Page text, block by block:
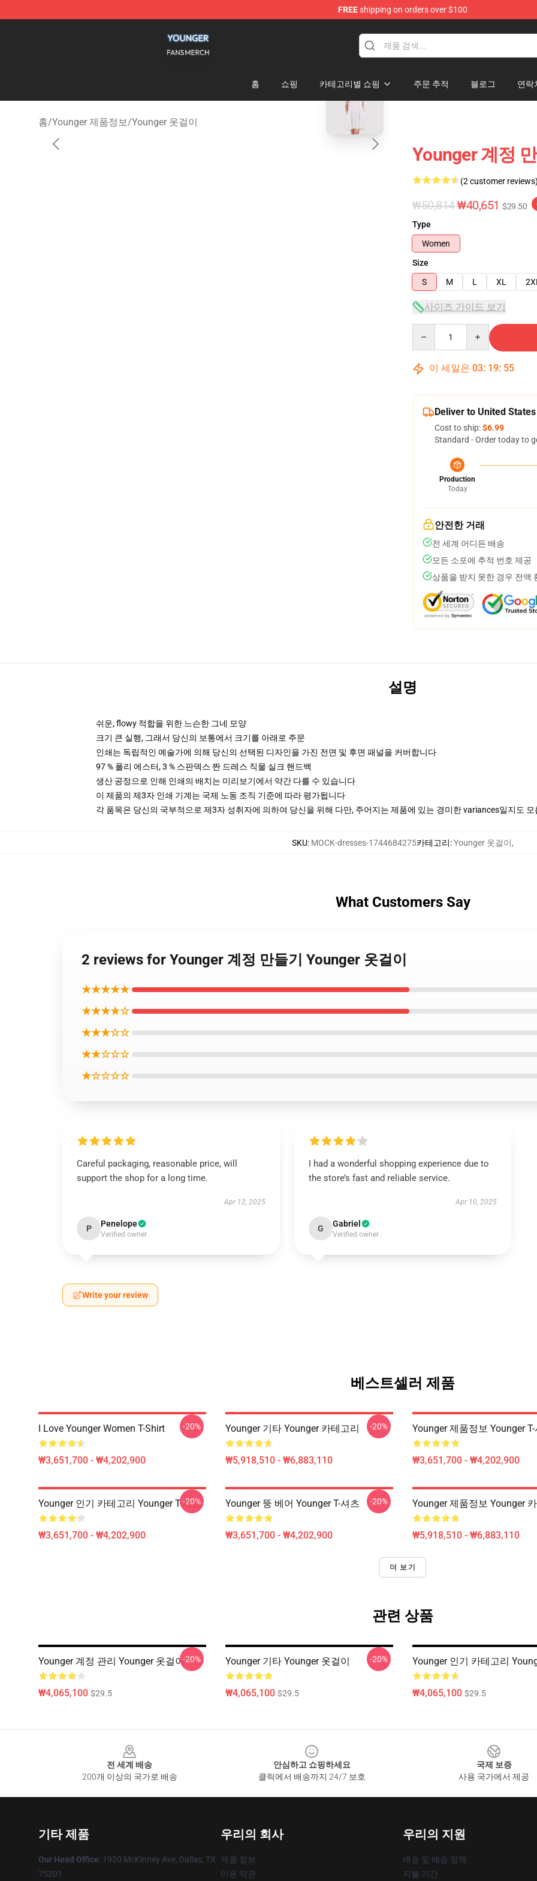
FREEshipping on orders over $100
홈 쇼핑 카테고리별 쇼핑 주문 추적 블로그 연락
홈/Younger 제품정보/Younger 옷걸이
Younger 계정
(2 customer
₩50,814₩40,651 $29.50
Type
Women
Size
S
M L XL
사이즈 가이드 보기
이 세일은 03: 19: 54
Deliver to United States
Cost to ship:$6.99
Standard - Order today to
Production
Today
안전한 거래
전 세계 어디든 배송
모든 소포에 추적 번호 제공
상품을 받지 못한 경우 전액
설명
쉬운, flowy 적합을 위한 느슨한 그네 모양
크기 큰 실행, 그래서 당신의 보통에서 크기를 아래로 주문
인쇄는 독립적인 예술가에 의해 당신의 선택된 디자인을 가진 전면 및 후면 패널을 커버합니다
97 % 폴리 에스터, 3 % 스판덱스 짠 드레스 직물 실크 핸드백
생산 공정으로 인해 인쇄의 배치는 미리보기에서 약간 다를 수 있습니다
이 제품의 제3자 인쇄 기계는 국제 노동 조직 기준에 따라 평가됩니다
각 품목은 당신의 국부적으로 제3자 성취자에 의하여 당신을 위해 다만, 주어지는 제품에 있는 경미한 variances일지도
SKU: MOCK-dresses-1744684275카테고리:Younger 옷걸이,
What Customers Say
2 reviews for Younger 계정 만들기 Younger 옷걸이
★★★★★
★★★★☆
★★★☆☆
★★☆☆☆
★☆☆☆☆
Careful packaging, reasonable price, will
support the shop for a long time.
Apr 12, 2025
P Penelope
Verified owner
I had a wonderful shopping experience due to
the store’s fast and reliable service.
Apr 10, 2025
G Gabriel
Verified owner
Write your review
베스트셀러 제품
I Love Younger Women T-Shirt
₩3,651,700 - ₩4,202,900
-20% Younger 기타 Younger 카테고리
₩5,918,510 - ₩6,883,110
-20% Younger 제품정보 Younger
₩3,651,700 - ₩4,202,900
Younger 인기 카테고리 Younger T-셔츠
₩3,651,700 - ₩4,202,900
-20% Younger 뚱 베어 Younger T-셔츠
₩3,651,700 - ₩4,202,900
-20% Younger 제품정보 Younger
₩5,918,510 - ₩6,883,110
더 보기
관련 상품
Younger 계정 관리 Younger 옷걸이
₩4,065,100 $29.5
-20% Younger 기타 Younger 옷걸이
₩4,065,100 $29.5
-20% Younger 인기 카테고리
₩4,065,100 $29.5
전 세계 배송
200개 이상의 국가로 배송
안심하고 쇼핑하세요
클릭에서 배송까지 24/7 보호
국제 보증
사용 국가에서 제공
기타 제품
Our Head Office: 1920 McKinney Ave, Dallas, TX
75201
우리의 회사
제품 정보
이용 약관
우리의 지원
배송 및 배송 정책
지불 기간